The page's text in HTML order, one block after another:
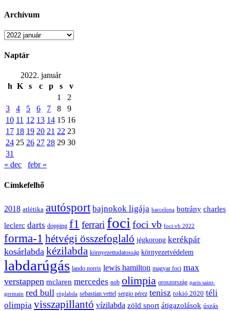
Archívum
Archívum
Naptár
2022. január
h K s c p s
v
1
2
3
4 5 6 7 8
9
10 11 12 13 14 15 16
17 18 19 20 21 22 23
24 25 26 27 28 29 30
31
« dec
febr »
Címkefelhő
2018 atlétika autósport bajnokok ligája barcelona botrány charles
leclerc darts dopping f1 ferrari foci foci vb foci vb 2022
forma-1 hétvégi összefoglaló jégkorong kerékpár
kosárlabda kézilabda környezettudatosság környezetvédelem
labdarúgás lando norris lewis hamilton magyar foci max
verstappen mclaren mercedes nob olimpia oroszország paris saint-
germain red bull röplabda sebastian vettel sergio pérez tenisz tokió 2020 téli
olimpia visszapillantó vízilabda zöld sport átigazolások úszás